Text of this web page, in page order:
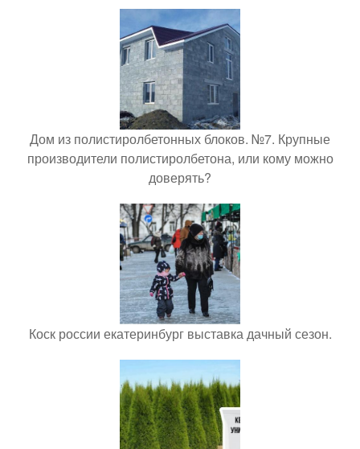
Дом из полистиролбетонных блоков. №7. Крупные
производители полистиролбетона, или кому можно
доверять?
Коск россии екатеринбург выставка дачный сезон.